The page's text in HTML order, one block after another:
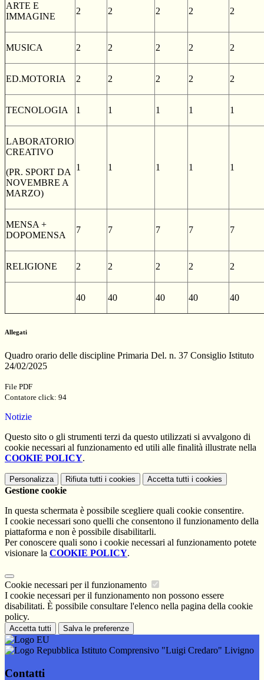
ARTE E
IMMAGINE
2 2 2 2 2
MUSICA 2 2 2 2 2
ED.MOTORIA 2 2 2 2 2
TECNOLOGIA 1 1 1 1 1
LABORATORIO
CREATIVO
(PR. SPORT DA
NOVEMBRE A
MARZO)
1 1 1 1 1
MENSA +
DOPOMENSA
7 7 7 7 7
RELIGIONE 2 2 2 2 2
40 40 40 40 40
Allegati
Quadro orario delle discipline Primaria Del. n. 37 Consiglio Istituto
24/02/2025
File PDF
Contatore click: 94
Notizie
Questo sito o gli strumenti terzi da questo utilizzati si avvalgono di
cookie necessari al funzionamento ed utili alle finalità illustrate nella
COOKIE POLICY.
Personalizza Rifiuta tutti i cookies Accetta tutti i cookies
Gestione cookie
In questa schermata è possibile scegliere quali cookie consentire.
I cookie necessari sono quelli che consentono il funzionamento della
piattaforma e non è possibile disabilitarli.
Per conoscere quali sono i cookie necessari al funzionamento potete
visionare la COOKIE POLICY.
Cookie necessari per il funzionamento
I cookie necessari per il funzionamento non possono essere
disabilitati. È possibile consultare l'elenco nella pagina della cookie
policy.
Accetta tutti Salva le preferenze
Istituto Comprensivo "Luigi Credaro" Livigno
Contatti